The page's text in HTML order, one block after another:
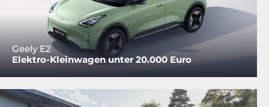
Geely E2
Elektro-Kleinwagen unter 20.000 Euro